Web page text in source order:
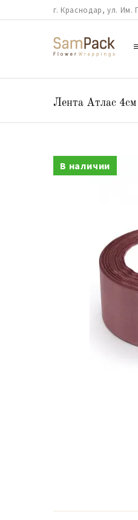
г. Краснодар, ул. Им.
Лента Атлас 4см
В наличии